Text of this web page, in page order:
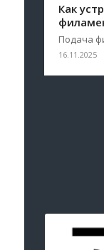
Как
Подача
16.11.2025